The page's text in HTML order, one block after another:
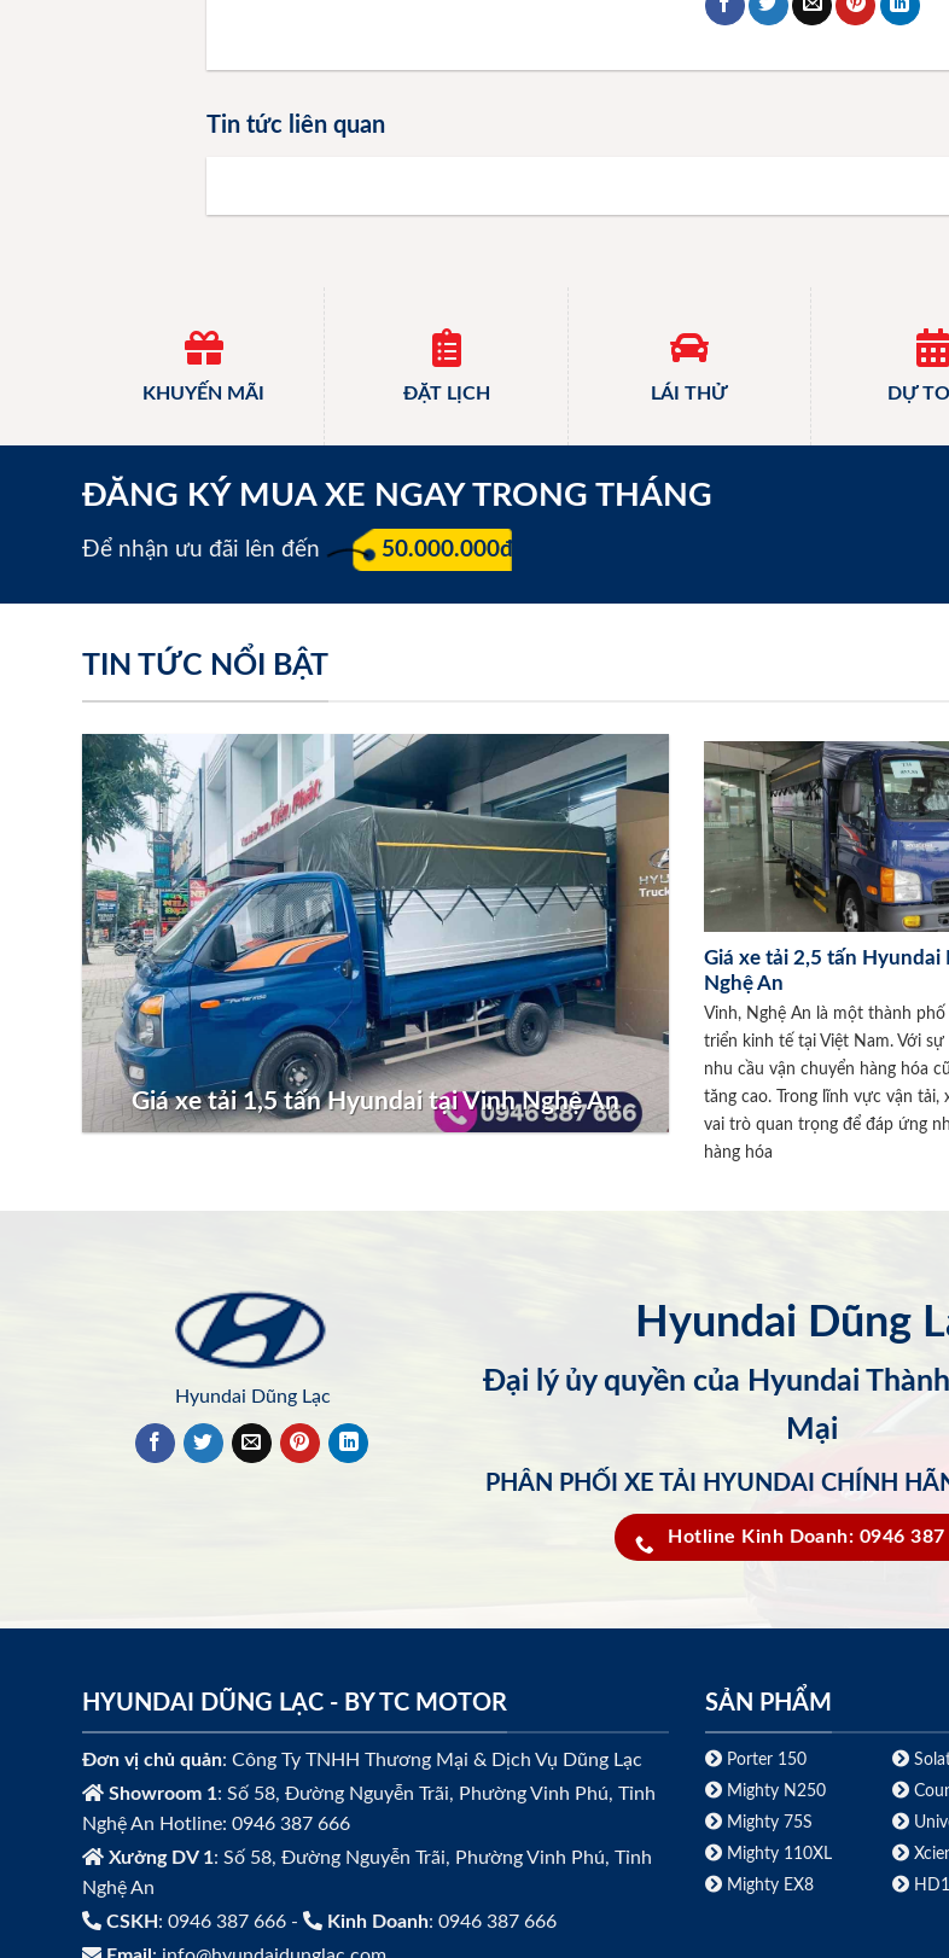
Tin tức liên quan
KHUYẾN MÃI ĐẶT LỊCH LÁI THỬ DỰ
ĐĂNG KÝ MUA XE NGAY TRONG THÁNG
Để nhận ưu đãi lên đến 50.000.000đ
TIN TỨC NỔI BẬT
Giá xe tải 1,5 tấn Hyundai tại Vinh Nghệ An
Giá xe tải 2,5 tấn Hyundai
Nghệ An
Vinh, Nghệ An là một thành
triển kinh tế tại Việt Nam. Với
nhu cầu vận chuyển hàng hóa
tăng cao. Trong lĩnh vực vận tải,
vai trò quan trọng để đáp ứng
hàng hóa
Hyundai Dũng Lạc
Hyundai Dũng
Đại lý ủy quyền của Hyundai
Mại
PHÂN PHỐI XE TẢI HYUNDAI CHÍNH
Hotline Kinh Doanh: 0946 387
HYUNDAI DŨNG LẠC - BY TC MOTOR
Đơn vị chủ quản: Công Ty TNHH Thương Mại & Dịch Vụ Dũng Lạc
Showroom 1: Số 58, Đường Nguyễn Trãi, Phường Vinh Phú, Tỉnh
Nghệ An Hotline: 0946 387 666
Xưởng DV 1: Số 58, Đường Nguyễn Trãi, Phường Vinh Phú, Tỉnh
Nghệ An
CSKH : 0946 387 666 - Kinh Doanh: 0946 387 666
SẢN PHẨM
Porter 150
Mighty N250
Mighty 75S
Mighty 110XL
Mighty EX8